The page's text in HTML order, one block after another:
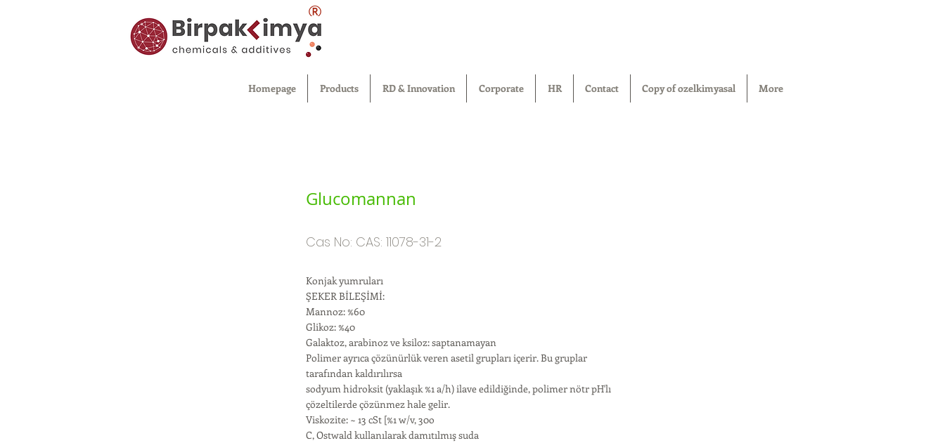
®
Homepage Products RD & Innovation Corporate HR Contact Copy of ozelkimyasal More
Glucomannan
Cas No: CAS: 11078-31-2
Konjak yumruları
ŞEKER BİLEŞİMİ:
Mannoz: %60
Glikoz: %40
Galaktoz, arabinoz ve ksiloz: saptanamayan
Polimer ayrıca çözünürlük veren asetil grupları içerir. Bu gruplar
tarafından kaldırılırsa
sodyum hidroksit (yaklaşık %1 a/h) ilave edildiğinde, polimer nötr pH'lı
çözeltilerde çözünmez hale gelir.
Viskozite: ~ 13 cSt [%1 w/v, 30o
C, Ostwald kullanılarak damıtılmış suda